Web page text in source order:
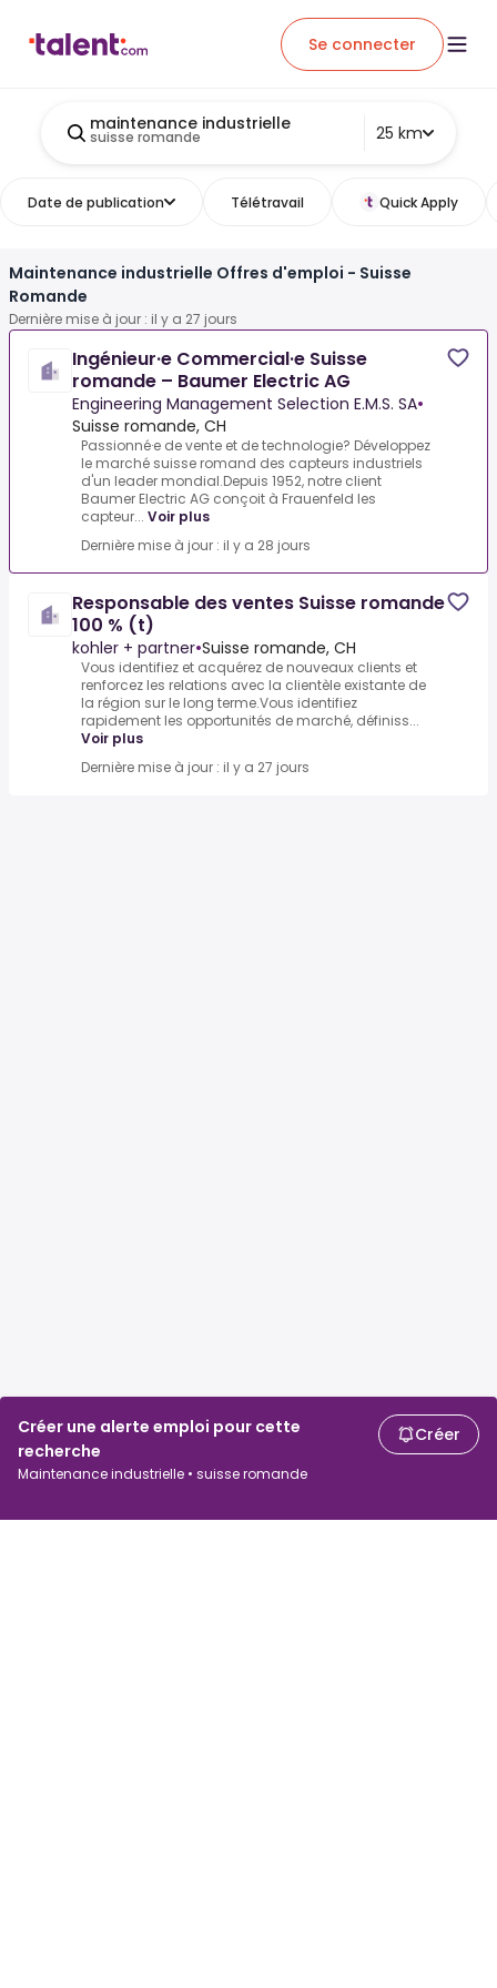
Se connecter
maintenance industrielle
suisse romande 25 km
Date de publication Télétravail Quick Apply
Maintenance industrielle Offres d'emploi - Suisse
Romande
Créer une alerte emploi pour cette
recherche
Maintenance industrielle • suisse romande
Créer
Dernière mise à jour : il y a 27 jours
Ingénieur·e Commercial·e Suisse
romande – Baumer Electric AG
Engineering Management Selection E.M.S. SA•
Suisse romande, CH
Passionné·e de vente et de technologie? Développez
le marché suisse romand des capteurs industriels
d'un leader mondial.Depuis 1952, notre client
Baumer Electric AG conçoit à Frauenfeld les
capteur... Voir plus
Dernière mise à jour : il y a 28 jours
Responsable des ventes Suisse romande
100 % (t)
kohler + partner•Suisse romande, CH
Vous identifiez et acquérez de nouveaux clients et
renforcez les relations avec la clientèle existante de
la région sur le long terme.Vous identifiez
rapidement les opportunités de marché, définiss...
Voir plus
Dernière mise à jour : il y a 27 jours